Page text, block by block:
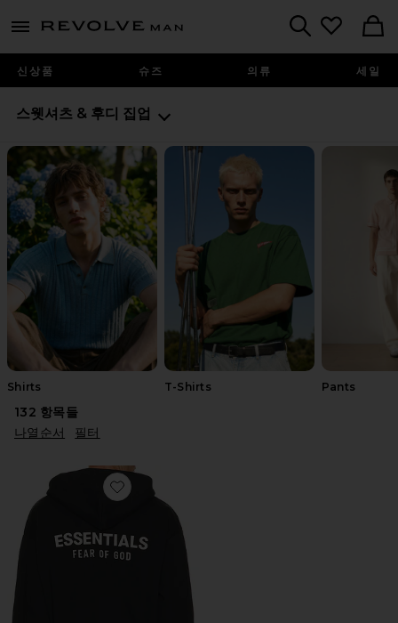
menu - shows more content
Revolve
신상품 슈즈 의류 세일
스웻셔츠 & 후디 집업
Shirts T-Shirts Pants
132 항목들
나열순서
필터
Favorite CLASSIC 후디